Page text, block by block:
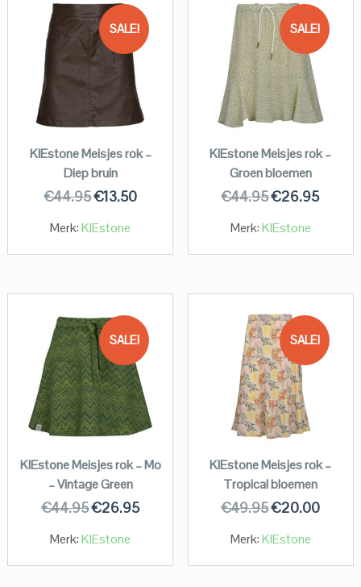
SALE!
KIEstone Meisjes rok –
Diep bruin
€44.95€13.50
Merk:KIEstone
SALE!
KIEstone Meisjes rok –
Groen bloemen
€44.95€26.95
Merk:KIEstone
SALE!
KIEstone Meisjes rok – Mo
– Vintage Green
€44.95€26.95
Merk:KIEstone
SALE!
KIEstone Meisjes rok –
Tropical bloemen
€49.95€20.00
Merk:KIEstone